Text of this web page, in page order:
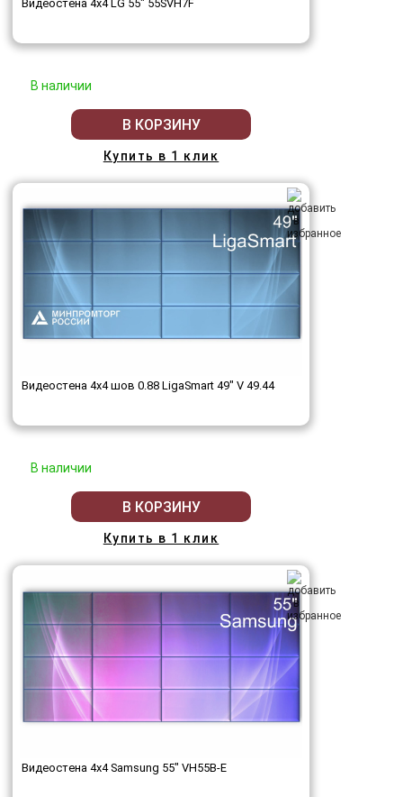
Видеостена 4x4 LG 55" 55SVH7F
В наличии
В КОРЗИНУ
Купить в 1 клик
Видеостена 4x4 шов 0.88 LigaSmart 49" V 49.44
В наличии
В КОРЗИНУ
Купить в 1 клик
Видеостена 4x4 Samsung 55" VH55B-E